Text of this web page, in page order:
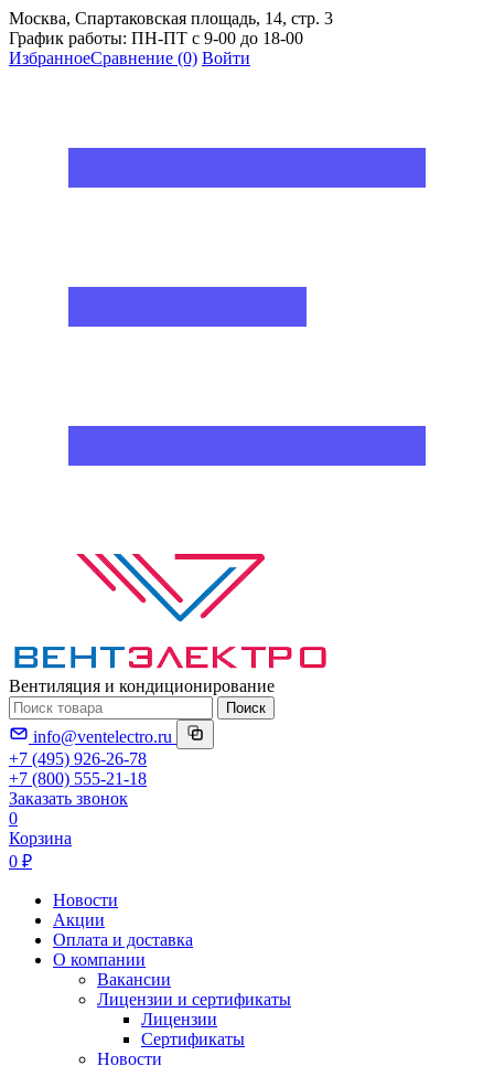
Москва, Спартаковская площадь, 14, стр. 3
График работы: ПН-ПТ с 9-00 до 18-00
ИзбранноеСравнение (0) Войти
Вентиляция и кондиционирование
Поиск
info@ventelectro.ru
+7 (495) 926-26-78
+7 (800) 555-21-18
Заказать звонок
0
Корзина
0 ₽
Новости
Акции
Оплата и доставка
О компании
Вакансии
Лицензии и сертификаты
Лицензии
Сертификаты
Новости